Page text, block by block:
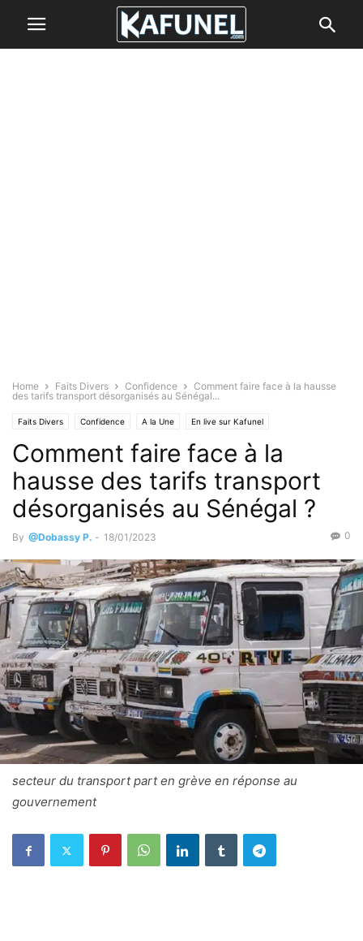
Home Faits Divers Confidence
Comment faire face à la hausse
des tarifs transport désorganisés au Sénégal...
Faits Divers Confidence A la Une En live sur Kafunel
Sciences & Technologies High Tech Images du Jour
Photographie parlante
Comment faire face à la
hausse des tarifs transport
désorganisés au Sénégal ?
By @Dobassy P. - 18/01/2023 0
secteur du transport part en grève en réponse au
gouvernement